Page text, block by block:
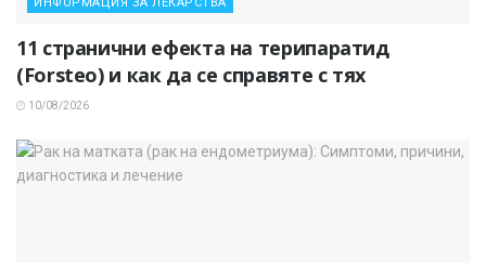
11 странични ефекта на терипаратид
(Forsteo) и как да се справяте с тях
10/08/2026